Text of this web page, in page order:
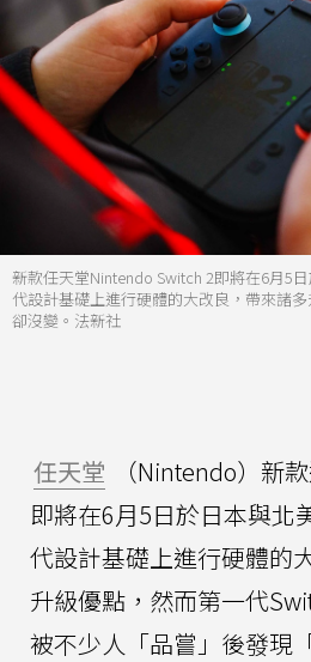
新款任天堂Nintendo Switch 2即將在6月5
代設計基礎上進行硬體的大改良，帶來諸多
卻沒變。法新社
任天堂 （Nintendo）新
即將在6月5日於日本與北
代設計基礎上進行硬體的
升級優點，然而第一代
被不少人「品嘗」後發現